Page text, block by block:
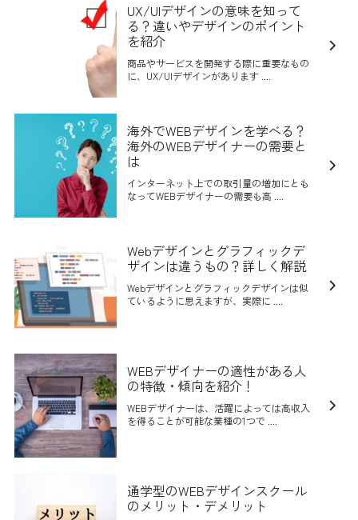
UX/UIデザインの意味を知って
る？違いやデザインのポイント
を紹介
商品やサービスを開発する際に重要なもの
に、UX/UIデザインがあります ....
海外でWEBデザインを学べる？
海外のWEBデザイナーの需要と
は
インターネット上での取引量の増加にとも
なってWEBデザイナーの需要も高 ....
Webデザインとグラフィックデ
ザインは違うもの？詳しく解説
Webデザインとグラフィックデザインは似
ているように思えますが、実際に ....
WEBデザイナーの適性がある人
の特徴・傾向を紹介！
WEBデザイナーは、活躍によっては高収入
を得ることが可能な業種の1つで ....
通学型のWEBデザインスクール
のメリット・デメリット